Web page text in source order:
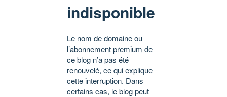
indisponible
Le nom de domaine ou
l’abonnement premium de
ce blog n’a pas été
renouvelé, ce qui explique
cette interruption. Dans
certains cas, le blog peut